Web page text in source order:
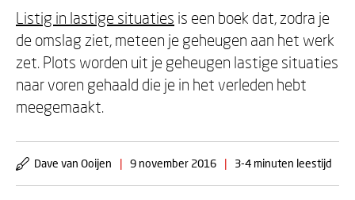
Listig in lastige situaties is een boek dat, zodra je
de omslag ziet, meteen je geheugen aan het werk
zet. Plots worden uit je geheugen lastige situaties
naar voren gehaald die je in het verleden hebt
meegemaakt.
Dave van Ooijen | 9 november 2016 | 3-4 minuten leestijd